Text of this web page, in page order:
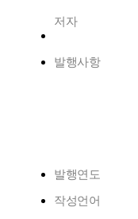
저자
발행사항
발행연도
작성언어